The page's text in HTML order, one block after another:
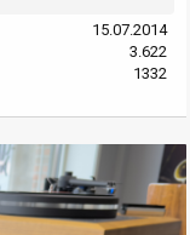
15.07.2014
3.622
1332